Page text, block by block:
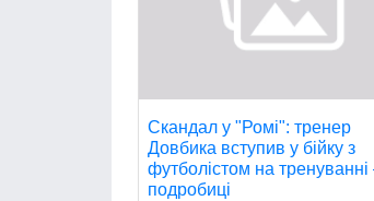
Скандал у "Ромі": тренер
Довбика вступив у бійку з
футболістом на тренуванні
подробиці